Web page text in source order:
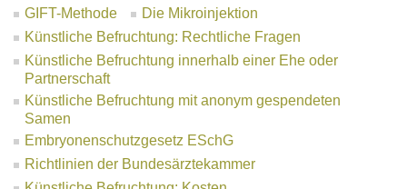
GIFT-Methode
Die Mikroinjektion
Künstliche Befruchtung: Rechtliche Fragen
Künstliche Befruchtung innerhalb einer Ehe oder
Partnerschaft
Künstliche Befruchtung mit anonym gespendeten
Samen
Embryonenschutzgesetz ESchG
Richtlinien der Bundesärztekammer